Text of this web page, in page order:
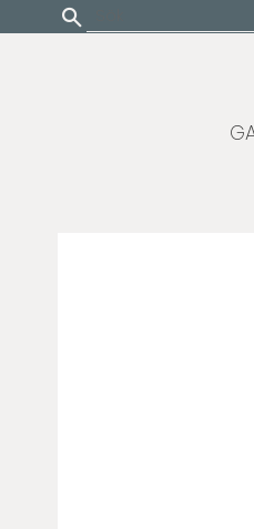
Update cookies preferences